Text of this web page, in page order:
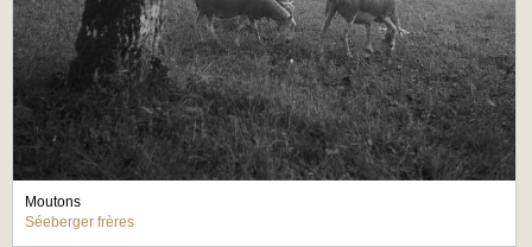
Moutons
Séeberger frères